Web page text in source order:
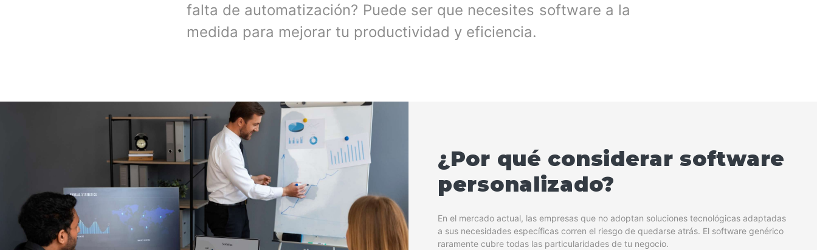
falta de automatización? Puede ser que necesites software a la
medida para mejorar tu productividad y eficiencia.
¿Por qué considerar software
personalizado?
En el mercado actual, las empresas que no adoptan soluciones tecnológicas adaptadas
a sus necesidades específicas corren el riesgo de quedarse atrás. El software genérico
raramente cubre todas las particularidades de tu negocio.